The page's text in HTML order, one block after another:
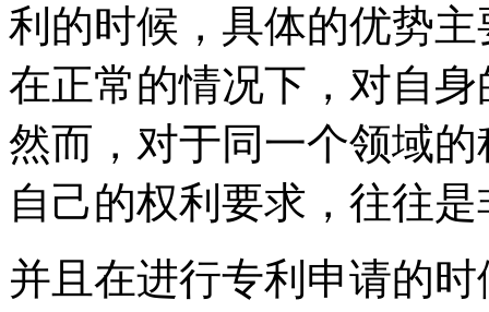
利的时候，具体的优势
在正常的情况下，对自
然而，对于同一个领域
自己的权利要求，往往
并且在进行专利申请的